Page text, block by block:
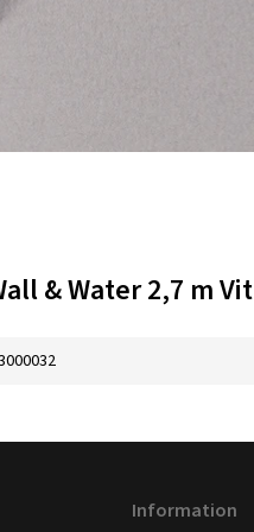
& Water 2,7 m Vit
Information